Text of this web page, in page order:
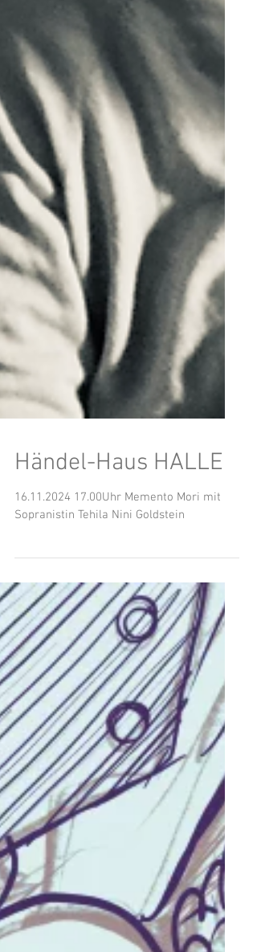
Händel-Haus HALLE
16.11.2024 17.00Uhr Memento Mori mit
Sopranistin Tehila Nini Goldstein